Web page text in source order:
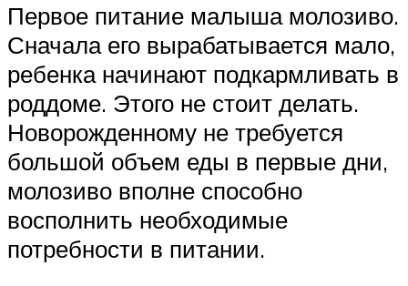
Первое питание малыша молозиво.
Сначала его вырабатывается мало,
ребенка начинают подкармливать в
роддоме. Этого не стоит делать.
Новорожденному не требуется
большой объем еды в первые дни,
молозиво вполне способно
восполнить необходимые
потребности в питании.